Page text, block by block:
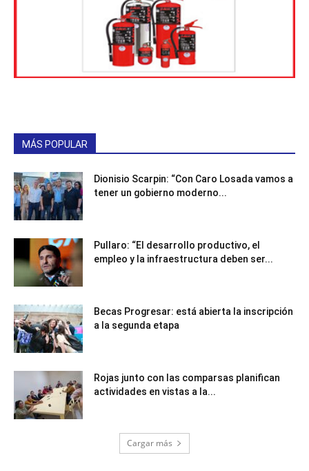
MÁS POPULAR
Dionisio Scarpin: “Con Caro Losada vamos a
tener un gobierno moderno...
Pullaro: “El desarrollo productivo, el
empleo y la infraestructura deben ser...
Becas Progresar: está abierta la inscripción
a la segunda etapa
Rojas junto con las comparsas planifican
actividades en vistas a la...
Cargar más